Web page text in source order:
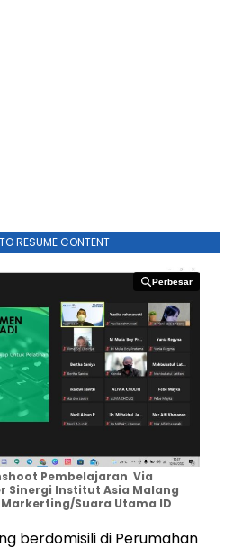
RESUME CONTENT
Perbesar
Perbesar
Pembelajaran Via
Sinergi Institut Asia Malang
Suara Utama ID
berdomisili di Perumahan